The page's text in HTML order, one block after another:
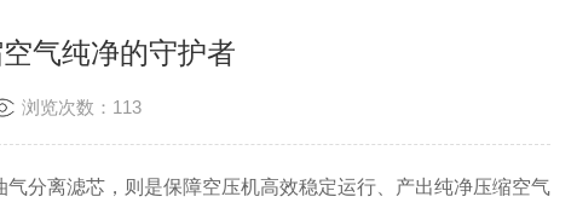
气纯净的守护者
浏览次数：113
分离滤芯，则是保障空压机高效稳定运行、产出纯净压缩空气